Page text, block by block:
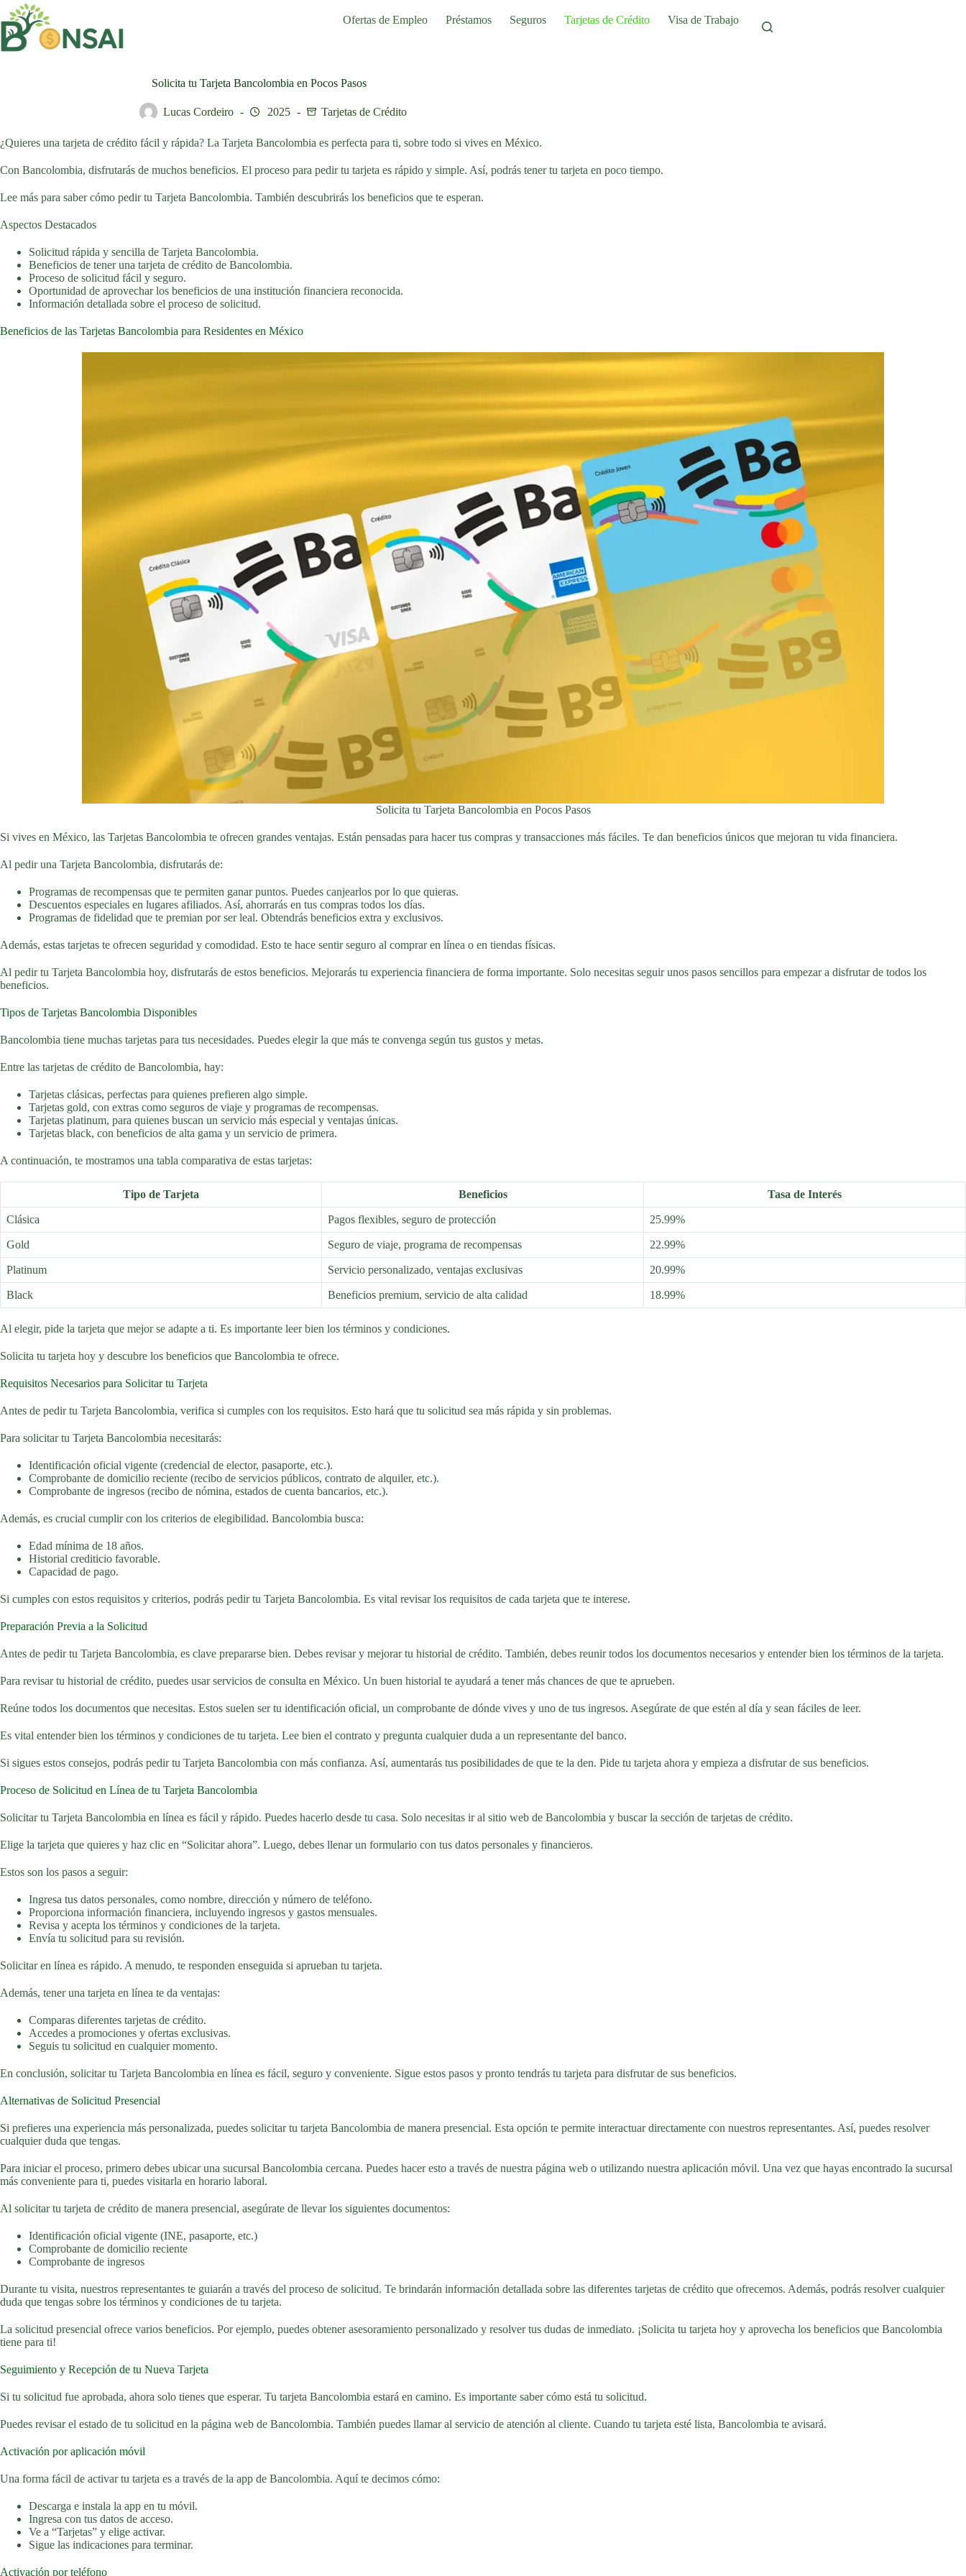
Saltar
al
contenido
Ofertas de Empleo Préstamos Seguros Tarjetas de Crédito Visa de Trabajo
Solicita tu Tarjeta Bancolombia en Pocos Pasos
Lucas Cordeiro 2025 Tarjetas de Crédito
¿Quieres una tarjeta de crédito fácil y rápida? La Tarjeta Bancolombia es perfecta para ti, sobre todo si vives en México.
Con Bancolombia, disfrutarás de muchos beneficios. El proceso para pedir tu tarjeta es rápido y simple. Así, podrás tener tu tarjeta en poco tiempo.
Lee más para saber cómo pedir tu Tarjeta Bancolombia. También descubrirás los beneficios que te esperan.
Aspectos Destacados
Solicitud rápida y sencilla de Tarjeta Bancolombia.
Beneficios de tener una tarjeta de crédito de Bancolombia.
Proceso de solicitud fácil y seguro.
Oportunidad de aprovechar los beneficios de una institución financiera reconocida.
Información detallada sobre el proceso de solicitud.
Beneficios de las Tarjetas Bancolombia para Residentes en México
Solicita tu Tarjeta Bancolombia en Pocos Pasos
Si vives en México, las Tarjetas Bancolombia te ofrecen grandes ventajas. Están pensadas para hacer tus compras y transacciones más fáciles. Te dan beneficios únicos que mejoran tu vida financiera.
Al pedir una Tarjeta Bancolombia, disfrutarás de:
Programas de recompensas que te permiten ganar puntos. Puedes canjearlos por lo que quieras.
Descuentos especiales en lugares afiliados. Así, ahorrarás en tus compras todos los días.
Programas de fidelidad que te premian por ser leal. Obtendrás beneficios extra y exclusivos.
Además, estas tarjetas te ofrecen seguridad y comodidad. Esto te hace sentir seguro al comprar en línea o en tiendas físicas.
Al pedir tu Tarjeta Bancolombia hoy, disfrutarás de estos beneficios. Mejorarás tu experiencia financiera de forma importante. Solo necesitas seguir unos pasos sencillos para empezar a disfrutar de todos los
beneficios.
Tipos de Tarjetas Bancolombia Disponibles
Bancolombia tiene muchas tarjetas para tus necesidades. Puedes elegir la que más te convenga según tus gustos y metas.
Entre las tarjetas de crédito de Bancolombia, hay:
Tarjetas clásicas, perfectas para quienes prefieren algo simple.
Tarjetas gold, con extras como seguros de viaje y programas de recompensas.
Tarjetas platinum, para quienes buscan un servicio más especial y ventajas únicas.
Tarjetas black, con beneficios de alta gama y un servicio de primera.
A continuación, te mostramos una tabla comparativa de estas tarjetas:
Tipo de Tarjeta Beneficios Tasa de Interés
Clásica Pagos flexibles, seguro de protección 25.99%
Gold Seguro de viaje, programa de recompensas 22.99%
Platinum Servicio personalizado, ventajas exclusivas 20.99%
Black Beneficios premium, servicio de alta calidad 18.99%
Al elegir, pide la tarjeta que mejor se adapte a ti. Es importante leer bien los términos y condiciones.
Solicita tu tarjeta hoy y descubre los beneficios que Bancolombia te ofrece.
Requisitos Necesarios para Solicitar tu Tarjeta
Antes de pedir tu Tarjeta Bancolombia, verifica si cumples con los requisitos. Esto hará que tu solicitud sea más rápida y sin problemas.
Para solicitar tu Tarjeta Bancolombia necesitarás:
Identificación oficial vigente (credencial de elector, pasaporte, etc.).
Comprobante de domicilio reciente (recibo de servicios públicos, contrato de alquiler, etc.).
Comprobante de ingresos (recibo de nómina, estados de cuenta bancarios, etc.).
Además, es crucial cumplir con los criterios de elegibilidad. Bancolombia busca:
Edad mínima de 18 años.
Historial crediticio favorable.
Capacidad de pago.
Si cumples con estos requisitos y criterios, podrás pedir tu Tarjeta Bancolombia. Es vital revisar los requisitos de cada tarjeta que te interese.
Preparación Previa a la Solicitud
Antes de pedir tu Tarjeta Bancolombia, es clave prepararse bien. Debes revisar y mejorar tu historial de crédito. También, debes reunir todos los documentos necesarios y entender bien los términos de la tarjeta.
Para revisar tu historial de crédito, puedes usar servicios de consulta en México. Un buen historial te ayudará a tener más chances de que te aprueben.
Reúne todos los documentos que necesitas. Estos suelen ser tu identificación oficial, un comprobante de dónde vives y uno de tus ingresos. Asegúrate de que estén al día y sean fáciles de leer.
Es vital entender bien los términos y condiciones de tu tarjeta. Lee bien el contrato y pregunta cualquier duda a un representante del banco.
Si sigues estos consejos, podrás pedir tu Tarjeta Bancolombia con más confianza. Así, aumentarás tus posibilidades de que te la den. Pide tu tarjeta ahora y empieza a disfrutar de sus beneficios.
Proceso de Solicitud en Línea de tu Tarjeta Bancolombia
Solicitar tu Tarjeta Bancolombia en línea es fácil y rápido. Puedes hacerlo desde tu casa. Solo necesitas ir al sitio web de Bancolombia y buscar la sección de tarjetas de crédito.
Elige la tarjeta que quieres y haz clic en “Solicitar ahora”. Luego, debes llenar un formulario con tus datos personales y financieros.
Estos son los pasos a seguir:
Ingresa tus datos personales, como nombre, dirección y número de teléfono.
Proporciona información financiera, incluyendo ingresos y gastos mensuales.
Revisa y acepta los términos y condiciones de la tarjeta.
Envía tu solicitud para su revisión.
Solicitar en línea es rápido. A menudo, te responden enseguida si aprueban tu tarjeta.
Además, tener una tarjeta en línea te da ventajas:
Comparas diferentes tarjetas de crédito.
Accedes a promociones y ofertas exclusivas.
Seguis tu solicitud en cualquier momento.
En conclusión, solicitar tu Tarjeta Bancolombia en línea es fácil, seguro y conveniente. Sigue estos pasos y pronto tendrás tu tarjeta para disfrutar de sus beneficios.
Alternativas de Solicitud Presencial
Si prefieres una experiencia más personalizada, puedes solicitar tu tarjeta Bancolombia de manera presencial. Esta opción te permite interactuar directamente con nuestros representantes. Así, puedes resolver
cualquier duda que tengas.
Para iniciar el proceso, primero debes ubicar una sucursal Bancolombia cercana. Puedes hacer esto a través de nuestra página web o utilizando nuestra aplicación móvil. Una vez que hayas encontrado la sucursal
más conveniente para ti, puedes visitarla en horario laboral.
Al solicitar tu tarjeta de crédito de manera presencial, asegúrate de llevar los siguientes documentos:
Identificación oficial vigente (INE, pasaporte, etc.)
Comprobante de domicilio reciente
Comprobante de ingresos
Durante tu visita, nuestros representantes te guiarán a través del proceso de solicitud. Te brindarán información detallada sobre las diferentes tarjetas de crédito que ofrecemos. Además, podrás resolver cualquier
duda que tengas sobre los términos y condiciones de tu tarjeta.
La solicitud presencial ofrece varios beneficios. Por ejemplo, puedes obtener asesoramiento personalizado y resolver tus dudas de inmediato. ¡Solicita tu tarjeta hoy y aprovecha los beneficios que Bancolombia
tiene para ti!
Seguimiento y Recepción de tu Nueva Tarjeta
Si tu solicitud fue aprobada, ahora solo tienes que esperar. Tu tarjeta Bancolombia estará en camino. Es importante saber cómo está tu solicitud.
Puedes revisar el estado de tu solicitud en la página web de Bancolombia. También puedes llamar al servicio de atención al cliente. Cuando tu tarjeta esté lista, Bancolombia te avisará.
Activación por aplicación móvil
Una forma fácil de activar tu tarjeta es a través de la app de Bancolombia. Aquí te decimos cómo:
Descarga e instala la app en tu móvil.
Ingresa con tus datos de acceso.
Ve a “Tarjetas” y elige activar.
Sigue las indicaciones para terminar.
Activación por teléfono